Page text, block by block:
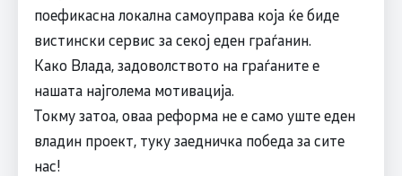
поефикасна локална самоуправа која ќе биде
вистински сервис за секој еден граѓанин.
Како Влада, задоволството на граѓаните е
нашата најголема мотивација.
Токму затоа, оваа реформа не е само уште еден
владин проект, туку заедничка победа за сите
нас!